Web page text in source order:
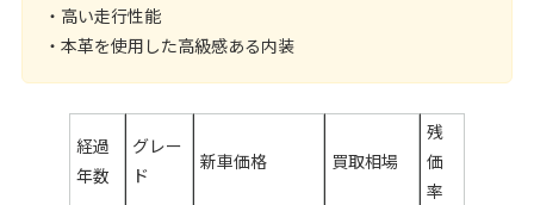
・高い走行性能
・本革を使用した高級感ある内装
経過
年数
グレー
ド
新車価格 買取相場
残
価
率